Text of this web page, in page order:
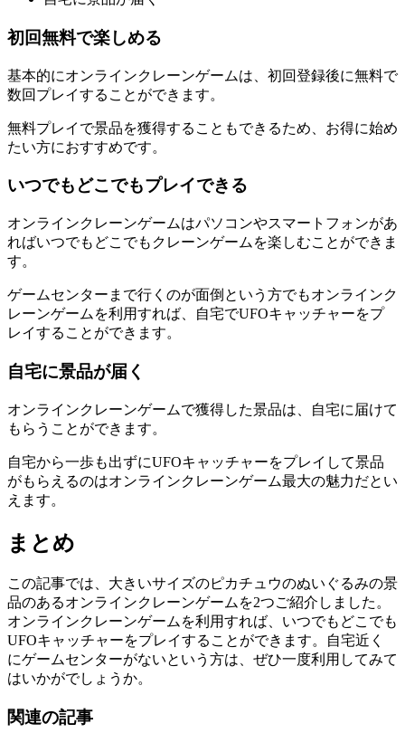
初回無料で楽しめる
基本的にオンラインクレーンゲームは、初回登録後に無料で
数回プレイすることができます。
無料プレイで景品を獲得することもできるため、お得に始め
たい方におすすめです。
いつでもどこでもプレイできる
オンラインクレーンゲームはパソコンやスマートフォンがあ
ればいつでもどこでもクレーンゲームを楽しむことができま
す。
ゲームセンターまで行くのが面倒という方でもオンラインク
レーンゲームを利用すれば、自宅でUFOキャッチャーをプ
レイすることができます。
自宅に景品が届く
オンラインクレーンゲームで獲得した景品は、自宅に届けて
もらうことができます。
自宅から一歩も出ずにUFOキャッチャーをプレイして景品
がもらえるのはオンラインクレーンゲーム最大の魅力だとい
えます。
まとめ
この記事では、大きいサイズのピカチュウのぬいぐるみの景
品のあるオンラインクレーンゲームを2つご紹介しました。
オンラインクレーンゲームを利用すれば、いつでもどこでも
UFOキャッチャーをプレイすることができます。自宅近く
にゲームセンターがないという方は、ぜひ一度利用してみて
はいかがでしょうか。
関連の記事